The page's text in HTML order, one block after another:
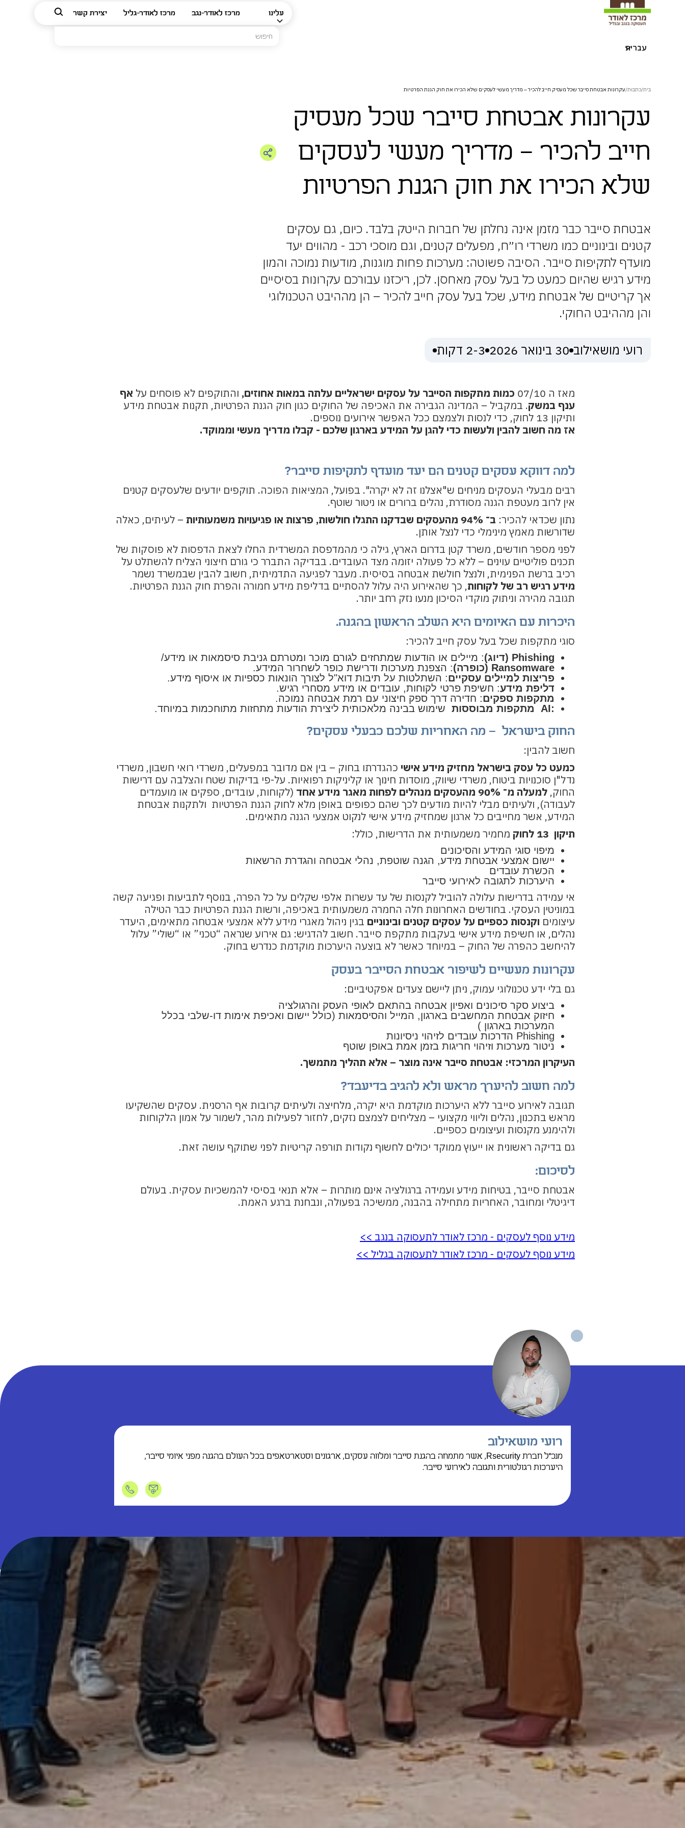
עלינו מרכז לאודר-נגב מרכז לאודר-גליל יצירת קשר
עברית
בית/כתבות/עקרונות אבטחת סייבר שכל מעסיק חייב להכיר – מדריך מעשי לעסקים שלא הכירו את חוק הגנת הפרטיות
עקרונות אבטחת סייבר שכל מעסיק
חייב להכיר – מדריך מעשי לעסקים
שלא הכירו את חוק הגנת הפרטיות
אבטחת סייבר כבר מזמן אינה נחלתן של חברות הייטק בלבד. כיום, גם עסקים
קטנים ובינוניים כמו משרדי רו״ח, מפעלים קטנים, וגם מוסכי רכב - מהווים יעד
מועדף לתקיפות סייבר. הסיבה פשוטה: מערכות פחות מוגנות, מודעות נמוכה והמון
מידע רגיש שהיום כמעט כל בעל עסק מאחסן. לכן, ריכזנו עבורכם עקרונות בסיסיים
אך קריטיים של אבטחת מידע, שכל בעל עסק חייב להכיר – הן מההיבט הטכנולוגי
והן מההיבט החוקי.
רועי מושאילוב 30 בינואר 2026 2-3 דקות
מאז ה 07/10 כמות מתקפות הסייבר על עסקים ישראליים עלתה במאות אחוזים, והתוקפים לא פוסחים על אף
ענף במשק. במקביל – המדינה הגבירה את האכיפה של החוקים כגון חוק הגנת הפרטיות, תקנות אבטחת מידע
ותיקון 13 לחוק, כדי לנסות ולצמצם ככל האפשר אירועים נוספים.
אז מה חשוב להבין ולעשות כדי להגן על המידע בארגון שלכם - קבלו מדריך מעשי וממוקד.
למה דווקא עסקים קטנים הם יעד מועדף לתקיפות סייבר?
רבים מבעלי העסקים מניחים ש"אצלנו זה לא יקרה". בפועל, המציאות הפוכה. תוקפים יודעים שלעסקים קטנים
אין לרוב מעטפת הגנה מסודרת, נהלים ברורים או ניטור שוטף.
נתון שכדאי להכיר: ב־ 94% מהעסקים שבדקנו התגלו חולשות, פרצות או פגיעויות משמעותיות
– לעיתים, כאלה
שדורשות מאמץ מינימלי כדי לנצל אותן.
לפני מספר חודשים, משרד קטן בדרום הארץ, גילה כי מהמדפסת המשרדית החלו לצאת הדפסות לא פוסקות של
תכנים פוליטיים עוינים – ללא כל פעולה יזומה מצד העובדים. בבדיקה התברר כי גורם חיצוני הצליח להשתלט על
רכיב ברשת הפנימית, ולנצל חולשת אבטחה בסיסית. מעבר לפגיעה התדמיתית, חשוב להבין שבמשרד נשמר
מידע רגיש רב של לקוחות, כך שהאירוע היה עלול להסתיים בדליפת מידע חמורה והפרת חוק הגנת הפרטיות.
תגובה מהירה וניתוק מוקדי הסיכון מנעו נזק רחב יותר.
היכרות עם האיומים היא השלב הראשון בהגנה.
סוגי מתקפות שכל בעל עסק חייב להכיר:
Phishing (דיוג)
: מיילים או הודעות שמתחזים לגורם מוכר ומטרתם גניבת סיסמאות או מידע/
Ransomware (כופרה)
: הצפנת מערכות ודרישת כופר לשחרור המידע.
פריצות למיילים עסקיים: השתלטות על תיבות דוא"ל לצורך הונאות כספיות או איסוף מידע.
דליפת מידע: חשיפת פרטי לקוחות, עובדים או מידע מסחרי רגיש.
מתקפות ספקים: חדירה דרך ספק חיצוני עם רמת אבטחה נמוכה.
:AI מתקפות מבוססות
שימוש בבינה מלאכותית ליצירת הודעות מתחזות מתוחכמות במיוחד.
החוק בישראל – מה האחריות שלכם כבעלי עסקים?
חשוב להבין:
כמעט כל עסק בישראל מחזיק מידע אישי כהגדרתו בחוק – בין אם מדובר במפעלים, משרדי רואי חשבון, משרדי
נדל"ן סוכנויות ביטוח, משרדי שיווק, מוסדות חינוך או קליניקות רפואיות. על-פי בדיקות שטח והצלבה עם דרישות
החוק, למעלה מ־ 90% מהעסקים מנהלים לפחות מאגר מידע אחד
(לקוחות, עובדים, ספקים או מועמדים
לעבודה), ולעיתים מבלי להיות מודעים לכך שהם כפופים באופן מלא לחוק הגנת הפרטיות ולתקנות אבטחת
המידע, אשר מחייבים כל ארגון שמחזיק מידע אישי לנקוט אמצעי הגנה מתאימים.
תיקון 13 לחוק
מחמיר משמעותית את הדרישות, כולל:
מיפוי סוגי המידע והסיכונים
יישום אמצעי אבטחת מידע, הגנה שוטפת, נהלי אבטחה והגדרת הרשאות
הכשרת עובדים
היערכות לתגובה לאירועי סייבר
אי עמידה בדרישות עלולה להוביל לקנסות של עד עשרות אלפי שקלים על כל הפרה, בנוסף לתביעות ופגיעה קשה
במוניטין העסקי. בחודשים האחרונות חלה החמרה משמעותית באכיפה, ורשות הגנת הפרטיות כבר הטילה
עיצומים וקנסות כספיים על עסקים קטנים ובינוניים בגין ניהול מאגרי מידע ללא אמצעי אבטחה מתאימים, היעדר
נהלים, או חשיפת מידע אישי בעקבות מתקפת סייבר. חשוב להדגיש: גם אירוע שנראה “טכני” או “שולי” עלול
להיחשב כהפרה של החוק – במיוחד כאשר לא בוצעה היערכות מוקדמת כנדרש בחוק.
עקרונות מעשיים לשיפור אבטחת הסייבר בעסק
גם בלי ידע טכנולוגי עמוק, ניתן ליישם צעדים אפקטיביים:
ביצוע סקר סיכונים ואפיון אבטחה בהתאם לאופי העסק והרגולציה
חיזוק אבטחת המחשבים בארגון, המייל והסיסמאות (כולל יישום ואכיפת אימות דו-שלבי בכלל
המערכות בארגון )
Phishing הדרכות עובדים לזיהוי ניסיונות
ניטור מערכות וזיהוי חריגות בזמן אמת באופן שוטף
העיקרון המרכזי: אבטחת סייבר אינה מוצר – אלא תהליך מתמשך.
למה חשוב להיערך מראש ולא להגיב בדיעבד?
תגובה לאירוע סייבר ללא היערכות מוקדמת היא יקרה, מלחיצה ולעיתים קרובות אף הרסנית. עסקים שהשקיעו
מראש בתכנון, נהלים וליווי מקצועי – מצליחים לצמצם נזקים, לחזור לפעילות מהר, לשמור על אמון הלקוחות
ולהימנע מקנסות ועיצומים כספיים.
גם בדיקה ראשונית או ייעוץ ממוקד יכולים לחשוף נקודות תורפה קריטיות לפני שתוקף עושה זאת.
לסיכום:
אבטחת סייבר, בטיחות מידע ועמידה ברגולציה אינם מותרות – אלא תנאי בסיסי להמשכיות עסקית. בעולם
דיגיטלי ומחובר, האחריות מתחילה בהבנה, ממשיכה בפעולה, ונבחנת ברגע האמת.
‍מידע נוסף לעסקים - מרכז לאודר לתעסוקה בנגב >>
מידע נוסף לעסקים - מרכז לאודר לתעסוקה בגליל >>
רועי מושאילוב
מנכ"ל חברת Rsecurity, אשר מתמחה בהגנת סייבר ומלווה עסקים, ארגונים וסטארטאפים בכל העולם בהגנה מפני איומי סייבר,
היערכות רגולטורית ותגובה לאירועי סייבר.